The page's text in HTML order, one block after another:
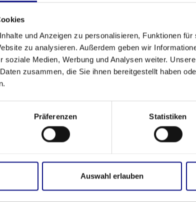
und Anzeigen zu personalisieren, Funktionen
zu analysieren. Außerdem geben wir
soziale Medien, Werbung und Analysen weiter.
zusammen, die Sie ihnen bereitgestellt haben
Präferenzen Statistiken
Auswahl erlauben
Schritt-für-
Fokus auf
Intuitive
Integrierte
Data